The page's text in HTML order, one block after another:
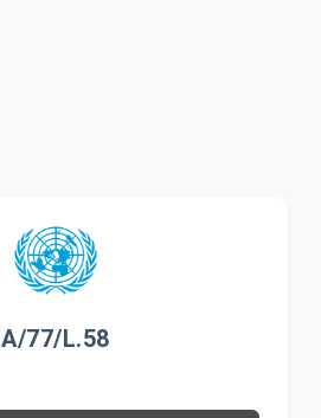
A/77/L.58